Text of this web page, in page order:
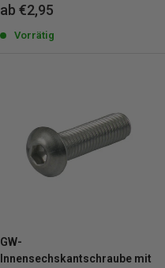
Sonderpreis
ab €2,95
Vorrätig
GW-
Innensechskantschraube mit